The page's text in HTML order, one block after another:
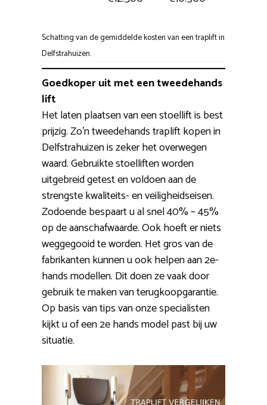
Schatting van de gemiddelde kosten van een traplift in
Delfstrahuizen.
Goedkoper uit met een tweedehands
lift
Het laten plaatsen van een stoellift is best
prijzig. Zo’n tweedehands traplift kopen in
Delfstrahuizen is zeker het overwegen
waard. Gebruikte stoelliften worden
uitgebreid getest en voldoen aan de
strengste kwaliteits- en veiligheidseisen.
Zodoende bespaart u al snel 40% – 45%
op de aanschafwaarde. Ook hoeft er niets
weggegooid te worden. Het gros van de
fabrikanten kunnen u ook helpen aan 2e-
hands modellen. Dit doen ze vaak door
gebruik te maken van terugkoopgarantie.
Op basis van tips van onze specialisten
kijkt u of een 2e hands model past bij uw
situatie.